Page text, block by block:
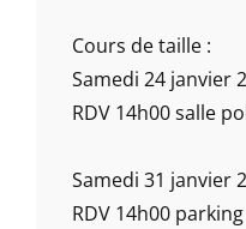
Cours de taille :
Samedi 24 janvier
RDV 14h00 salle
Samedi 31 janvier
RDV 14h00